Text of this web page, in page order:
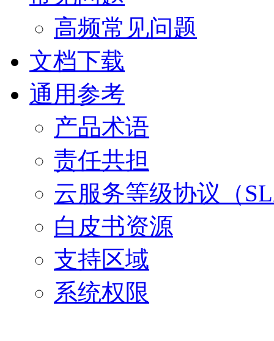
高频常见问题
文档下载
通用参考
产品术语
责任共担
云服务等级协议（
白皮书资源
支持区域
系统权限